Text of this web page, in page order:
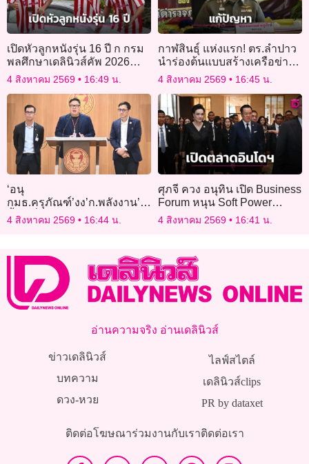
เปิดหัวลูกหนังรุ่น 16 ปี ก กรม
พลศึกษาเดลินิวส์คัพ 2026
“อินทรีแดง-ชงโคม่วงทอง” –
บางแก้ว”
4 สิงหาคม 2569 16:49 น.
กาฬสินธุ์ แห่งแรก! ตร.ลำปาว
นำร่องต้นแบบสร้างเครือข่าย
ร่วมแก้ปัญหาผู้ป่วยจิตเวชใน
4 สิงหาคม 2569 16:45 น.
‘อนุ
กมธ.ครุภัณฑ์’งง’ก.พลังงาน’ชง
ซื้อเครื่องอบกล้วยตาก
4 สิงหาคม 2569 16:44 น.
ศุภจี ควง อนุทิน เปิด Business
Forum หนุน Soft Power
อาหารไทย-สินค้า รุกตลาด
4 สิงหาคม 2569 16:41 น.
อ่านความจริง อ่านเดลินิวส์
ข่าวเดลินิวส์
บทความ
ดวง-หวย
ไลฟ์สไตล์
เดลินิวส์clips
PR by dataxet
ติดต่อโฆษณาร่วมงานกับเราติดต่อเรา